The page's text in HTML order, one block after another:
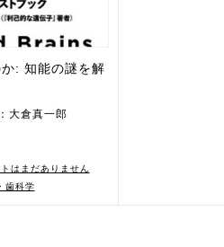
: 知能の謎を解
大倉真一郎
はまだありません
歯科学